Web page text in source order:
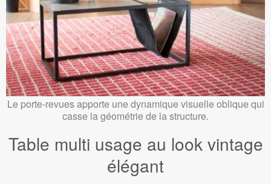
Le porte-revues apporte une dynamique visuelle oblique qui
casse la géométrie de la structure.
Table multi usage au look vintage
élégant